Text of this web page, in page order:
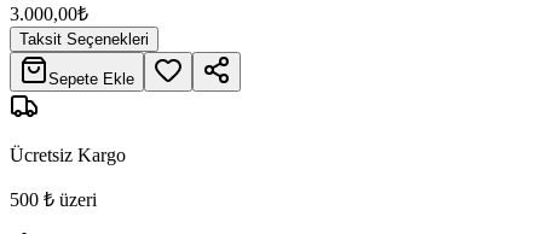
3.000,00₺
Taksit Seçenekleri
Sepete Ekle
Ücretsiz Kargo
500 ₺ üzeri